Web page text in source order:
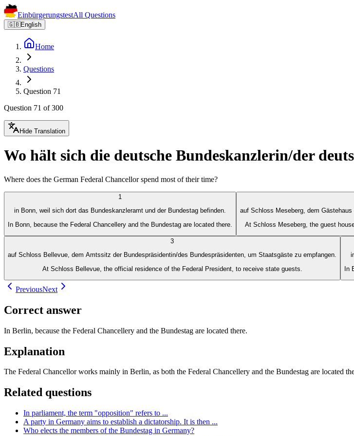
EinbürgerungstestAll Questions
🇬🇧English
Home
Questions
Question 71
Question 71 of 300
Hide Translation
Wo hält sich die deutsche Bundeskanzlerin/der
Where does the German Federal Chancellor spend most of their time?
1
in Bonn, weil sich dort das Bundeskanzleramt und der Bundestag befinden.
In Bonn, because the Federal Chancellery and the Bundestag are located there.
auf Schloss Meseberg, dem
At Schloss Meseberg, the guest
3
auf Schloss Bellevue, dem Amtssitz der Bundespräsidentin/des Bundespräsidenten, um Staatsgäste zu empfangen.
At Schloss Bellevue, the official residence of the Federal President, to receive state guests.
In
PreviousNext
Correct answer
In Berlin, because the Federal Chancellery and the Bundestag are located there.
Explanation
The Federal Chancellor works mainly in Berlin, as both the Federal Chancellery and the Bundestag are located
Related questions
In parliament, the term "opposition" refers to ...
A party in Germany aims to establish a dictatorship. It is then ...
Who elects the members of the Bundestag in Germany?